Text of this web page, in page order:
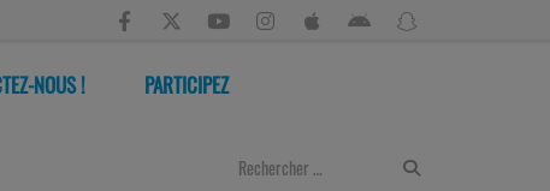
NOUS ! PARTICIPEZ